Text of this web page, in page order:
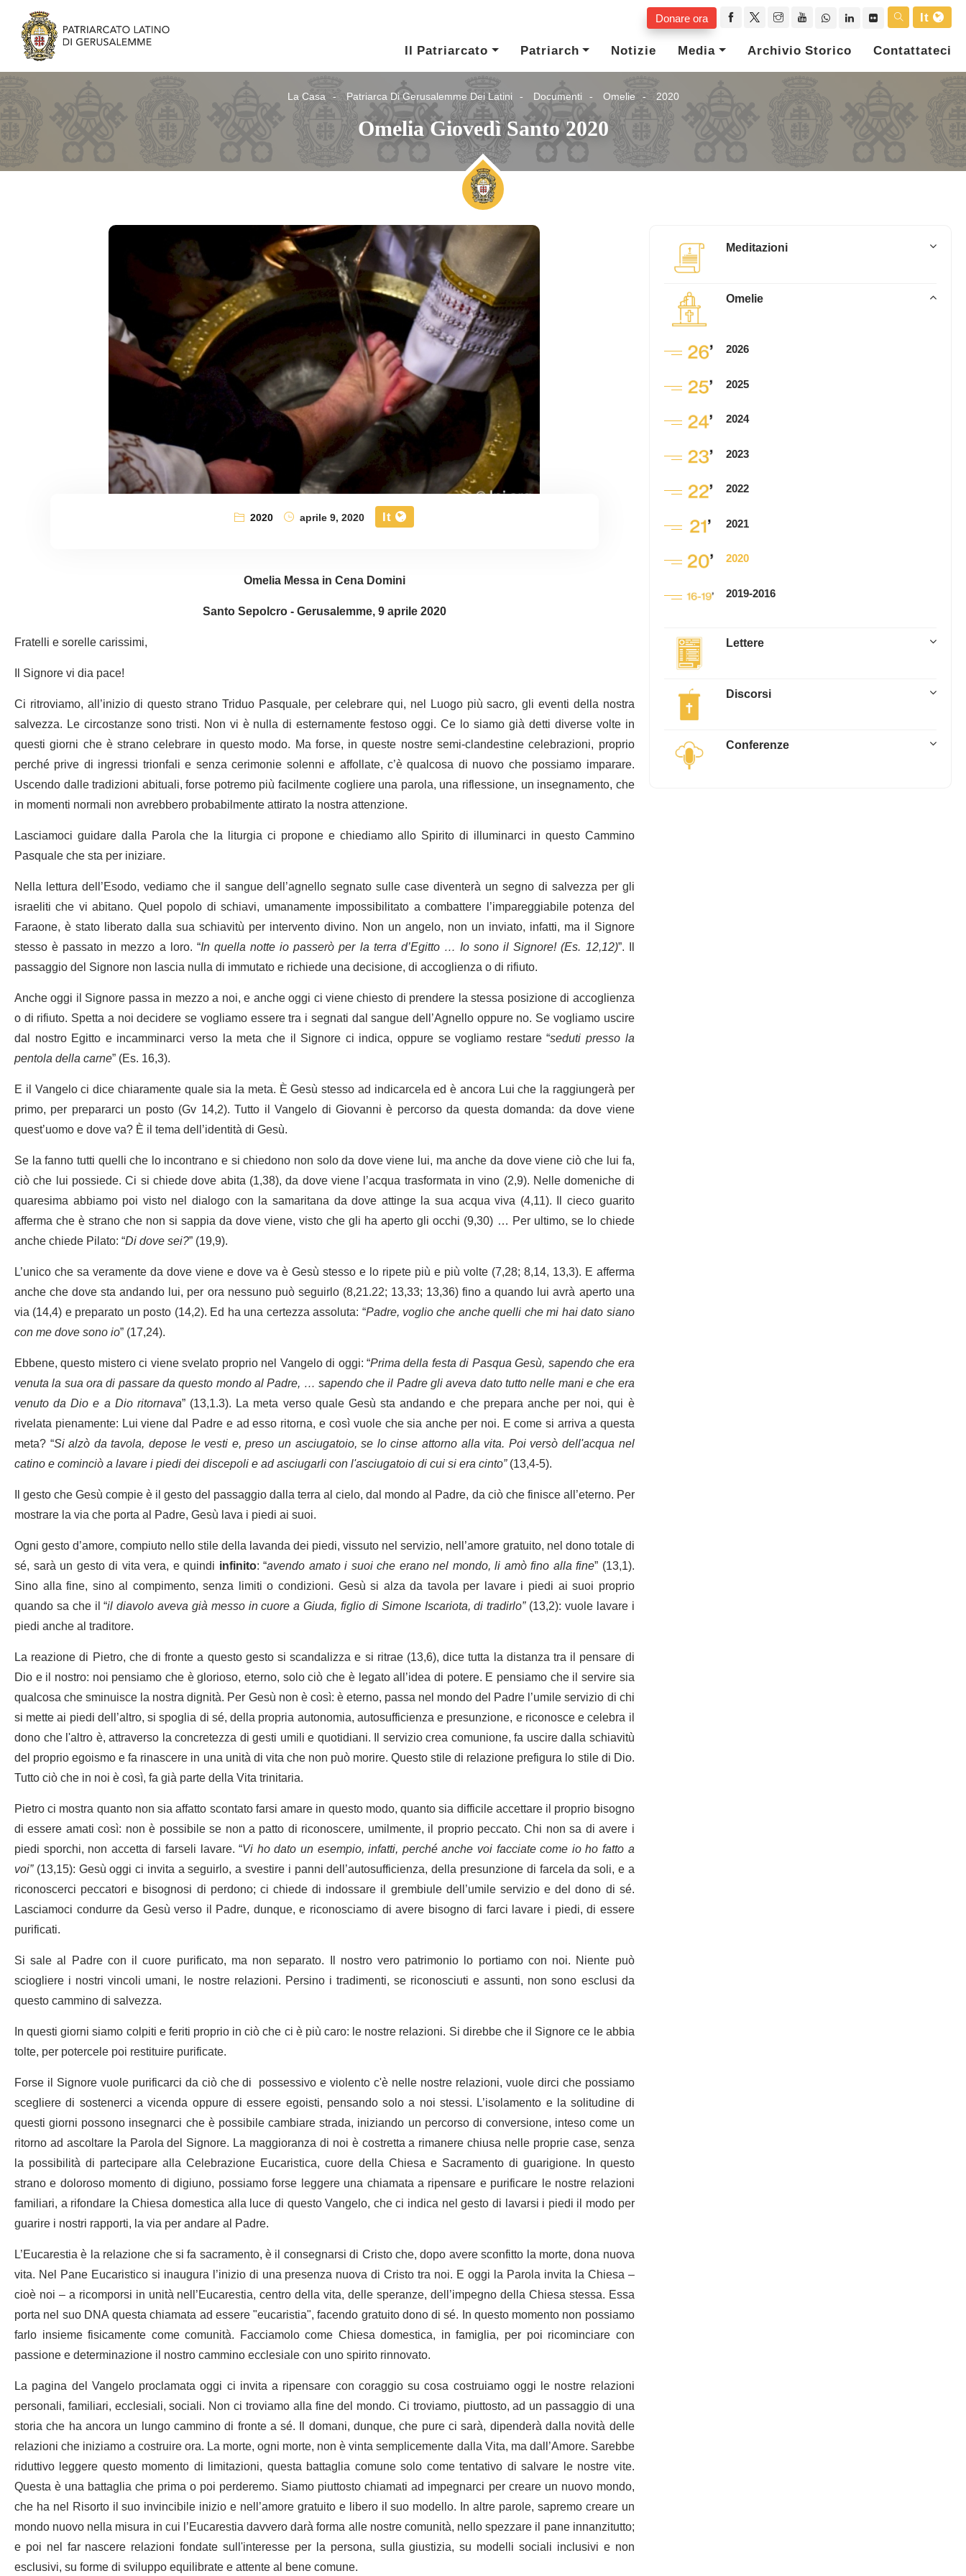
Donare ora
It
Il Patriarcato
Patriarch Notizie Media Archivio Storico Contattateci
La Casa Patriarca Di Gerusalemme Dei Latini Documenti Omelie 2020
Omelia Giovedì Santo 2020
2020 aprile 9, 2020 It
Omelia Messa in Cena Domini
Santo Sepolcro - Gerusalemme, 9 aprile 2020
Fratelli e sorelle carissimi,
Il Signore vi dia pace!
Ci ritroviamo, all’inizio di questo strano Triduo Pasquale, per celebrare qui, nel Luogo più sacro, gli eventi della nostra
salvezza. Le circostanze sono tristi. Non vi è nulla di esternamente festoso oggi. Ce lo siamo già detti diverse volte in
questi giorni che è strano celebrare in questo modo. Ma forse, in queste nostre semi-clandestine celebrazioni, proprio
perché prive di ingressi trionfali e senza cerimonie solenni e affollate, c’è qualcosa di nuovo che possiamo imparare.
Uscendo dalle tradizioni abituali, forse potremo più facilmente cogliere una parola, una riflessione, un insegnamento, che
in momenti normali non avrebbero probabilmente attirato la nostra attenzione.
Lasciamoci guidare dalla Parola che la liturgia ci propone e chiediamo allo Spirito di illuminarci in questo Cammino
Pasquale che sta per iniziare.
Nella lettura dell’Esodo, vediamo che il sangue dell’agnello segnato sulle case diventerà un segno di salvezza per gli
israeliti che vi abitano. Quel popolo di schiavi, umanamente impossibilitato a combattere l’impareggiabile potenza del
Faraone, è stato liberato dalla sua schiavitù per intervento divino. Non un angelo, non un inviato, infatti, ma il Signore
stesso è passato in mezzo a loro. “In quella notte io passerò per la terra d’Egitto … Io sono il Signore! (Es. 12,12)”. Il
passaggio del Signore non lascia nulla di immutato e richiede una decisione, di accoglienza o di rifiuto.
Anche oggi il Signore passa in mezzo a noi, e anche oggi ci viene chiesto di prendere la stessa posizione di accoglienza
o di rifiuto. Spetta a noi decidere se vogliamo essere tra i segnati dal sangue dell’Agnello oppure no. Se vogliamo uscire
dal nostro Egitto e incamminarci verso la meta che il Signore ci indica, oppure se vogliamo restare “seduti presso la
pentola della carne” (Es. 16,3).
E il Vangelo ci dice chiaramente quale sia la meta. È Gesù stesso ad indicarcela ed è ancora Lui che la raggiungerà per
primo, per prepararci un posto (Gv 14,2). Tutto il Vangelo di Giovanni è percorso da questa domanda: da dove viene
quest’uomo e dove va? È il tema dell’identità di Gesù.
Se la fanno tutti quelli che lo incontrano e si chiedono non solo da dove viene lui, ma anche da dove viene ciò che lui fa,
ciò che lui possiede. Ci si chiede dove abita (1,38), da dove viene l’acqua trasformata in vino (2,9). Nelle domeniche di
quaresima abbiamo poi visto nel dialogo con la samaritana da dove attinge la sua acqua viva (4,11). Il cieco guarito
afferma che è strano che non si sappia da dove viene, visto che gli ha aperto gli occhi (9,30) … Per ultimo, se lo chiede
anche chiede Pilato: “Di dove sei?” (19,9).
L’unico che sa veramente da dove viene e dove va è Gesù stesso e lo ripete più e più volte (7,28; 8,14, 13,3). E afferma
anche che dove sta andando lui, per ora nessuno può seguirlo (8,21.22; 13,33; 13,36) fino a quando lui avrà aperto una
via (14,4) e preparato un posto (14,2). Ed ha una certezza assoluta: “Padre, voglio che anche quelli che mi hai dato siano
con me dove sono io” (17,24).
Ebbene, questo mistero ci viene svelato proprio nel Vangelo di oggi: “Prima della festa di Pasqua Gesù, sapendo che era
venuta la sua ora di passare da questo mondo al Padre, … sapendo che il Padre gli aveva dato tutto nelle mani e che era
venuto da Dio e a Dio ritornava” (13,1.3). La meta verso quale Gesù sta andando e che prepara anche per noi, qui è
rivelata pienamente: Lui viene dal Padre e ad esso ritorna, e così vuole che sia anche per noi. E come si arriva a questa
meta? “Si alzò da tavola, depose le vesti e, preso un asciugatoio, se lo cinse attorno alla vita. Poi versò dell'acqua nel
catino e cominciò a lavare i piedi dei discepoli e ad asciugarli con l'asciugatoio di cui si era cinto”(13,4-5).
Il gesto che Gesù compie è il gesto del passaggio dalla terra al cielo, dal mondo al Padre, da ciò che finisce all’eterno. Per
mostrare la via che porta al Padre, Gesù lava i piedi ai suoi.
Ogni gesto d’amore, compiuto nello stile della lavanda dei piedi, vissuto nel servizio, nell’amore gratuito, nel dono totale di
sé, sarà un gesto di vita vera, e quindi infinito: “avendo amato i suoi che erano nel mondo, li amò fino alla fine” (13,1).
Sino alla fine, sino al compimento, senza limiti o condizioni. Gesù si alza da tavola per lavare i piedi ai suoi proprio
quando sa che il “il diavolo aveva già messo in cuore a Giuda, figlio di Simone Iscariota, di tradirlo”(13,2): vuole lavare i
piedi anche al traditore.
La reazione di Pietro, che di fronte a questo gesto si scandalizza e si ritrae (13,6), dice tutta la distanza tra il pensare di
Dio e il nostro: noi pensiamo che è glorioso, eterno, solo ciò che è legato all’idea di potere. E pensiamo che il servire sia
qualcosa che sminuisce la nostra dignità. Per Gesù non è così: è eterno, passa nel mondo del Padre l’umile servizio di chi
si mette ai piedi dell’altro, si spoglia di sé, della propria autonomia, autosufficienza e presunzione, e riconosce e celebra il
dono che l'altro è, attraverso la concretezza di gesti umili e quotidiani. Il servizio crea comunione, fa uscire dalla schiavitù
del proprio egoismo e fa rinascere in una unità di vita che non può morire. Questo stile di relazione prefigura lo stile di Dio.
Tutto ciò che in noi è così, fa già parte della Vita trinitaria.
Pietro ci mostra quanto non sia affatto scontato farsi amare in questo modo, quanto sia difficile accettare il proprio bisogno
di essere amati così: non è possibile se non a patto di riconoscere, umilmente, il proprio peccato. Chi non sa di avere i
piedi sporchi, non accetta di farseli lavare. “Vi ho dato un esempio, infatti, perché anche voi facciate come io ho fatto a
voi”(13,15): Gesù oggi ci invita a seguirlo, a svestire i panni dell’autosufficienza, della presunzione di farcela da soli, e a
riconoscerci peccatori e bisognosi di perdono; ci chiede di indossare il grembiule dell’umile servizio e del dono di sé.
Lasciamoci condurre da Gesù verso il Padre, dunque, e riconosciamo di avere bisogno di farci lavare i piedi, di essere
purificati.
Si sale al Padre con il cuore purificato, ma non separato. Il nostro vero patrimonio lo portiamo con noi. Niente può
sciogliere i nostri vincoli umani, le nostre relazioni. Persino i tradimenti, se riconosciuti e assunti, non sono esclusi da
questo cammino di salvezza.
In questi giorni siamo colpiti e feriti proprio in ciò che ci è più caro: le nostre relazioni. Si direbbe che il Signore ce le abbia
tolte, per potercele poi restituire purificate.
Forse il Signore vuole purificarci da ciò che di possessivo e violento c'è nelle nostre relazioni, vuole dirci che possiamo
scegliere di sostenerci a vicenda oppure di essere egoisti, pensando solo a noi stessi. L’isolamento e la solitudine di
questi giorni possono insegnarci che è possibile cambiare strada, iniziando un percorso di conversione, inteso come un
ritorno ad ascoltare la Parola del Signore. La maggioranza di noi è costretta a rimanere chiusa nelle proprie case, senza
la possibilità di partecipare alla Celebrazione Eucaristica, cuore della Chiesa e Sacramento di guarigione. In questo
strano e doloroso momento di digiuno, possiamo forse leggere una chiamata a ripensare e purificare le nostre relazioni
familiari, a rifondare la Chiesa domestica alla luce di questo Vangelo, che ci indica nel gesto di lavarsi i piedi il modo per
guarire i nostri rapporti, la via per andare al Padre.
L’Eucarestia è la relazione che si fa sacramento, è il consegnarsi di Cristo che, dopo avere sconfitto la morte, dona nuova
vita. Nel Pane Eucaristico si inaugura l’inizio di una presenza nuova di Cristo tra noi. E oggi la Parola invita la Chiesa –
cioè noi – a ricomporsi in unità nell’Eucarestia, centro della vita, delle speranze, dell’impegno della Chiesa stessa. Essa
porta nel suo DNA questa chiamata ad essere "eucaristia", facendo gratuito dono di sé. In questo momento non possiamo
farlo insieme fisicamente come comunità. Facciamolo come Chiesa domestica, in famiglia, per poi ricominciare con
passione e determinazione il nostro cammino ecclesiale con uno spirito rinnovato.
La pagina del Vangelo proclamata oggi ci invita a ripensare con coraggio su cosa costruiamo oggi le nostre relazioni
personali, familiari, ecclesiali, sociali. Non ci troviamo alla fine del mondo. Ci troviamo, piuttosto, ad un passaggio di una
storia che ha ancora un lungo cammino di fronte a sé. Il domani, dunque, che pure ci sarà, dipenderà dalla novità delle
relazioni che iniziamo a costruire ora. La morte, ogni morte, non è vinta semplicemente dalla Vita, ma dall’Amore. Sarebbe
riduttivo leggere questo momento di limitazioni, questa battaglia comune solo come tentativo di salvare le nostre vite.
Questa è una battaglia che prima o poi perderemo. Siamo piuttosto chiamati ad impegnarci per creare un nuovo mondo,
che ha nel Risorto il suo invincibile inizio e nell’amore gratuito e libero il suo modello. In altre parole, sapremo creare un
mondo nuovo nella misura in cui l’Eucarestia davvero darà forma alle nostre comunità, nello spezzare il pane innanzitutto;
e poi nel far nascere relazioni fondate sull'interesse per la persona, sulla giustizia, su modelli sociali inclusivi e non
esclusivi, su forme di sviluppo equilibrate e attente al bene comune.
Meditazioni
Omelie
2026
2025
2024
2023
2022
2021
2020
2019-2016
Lettere
Discorsi
Conferenze